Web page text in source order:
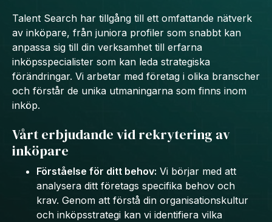
Talent Search har tillgång till ett omfattande nätverk
av inköpare, från juniora profiler som snabbt kan
anpassa sig till din verksamhet till erfarna
inköpsspecialister som kan leda strategiska
förändringar. Vi arbetar med företag i olika branscher
och förstår de unika utmaningarna som finns inom
inköp.
Vårt erbjudande vid rekrytering av
inköpare
Förståelse för ditt behov: Vi börjar med att
analysera ditt företags specifika behov och
krav. Genom att förstå din organisationskultur
och inköpsstrategi kan vi identifiera vilka